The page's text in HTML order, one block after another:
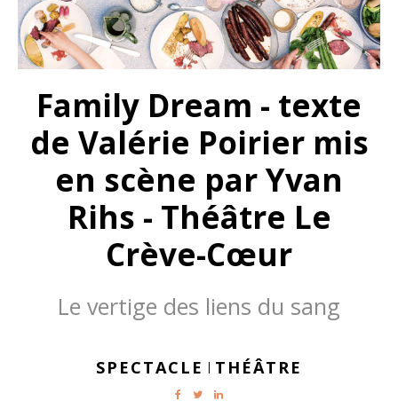
Family Dream - texte
de Valérie Poirier mis
en scène par Yvan
Rihs - Théâtre Le
Crève-Cœur
Le vertige des liens du sang
SPECTACLE | THÉÂTRE